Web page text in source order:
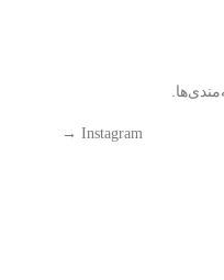
Instagram
→